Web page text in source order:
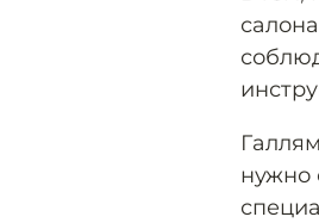
нужно